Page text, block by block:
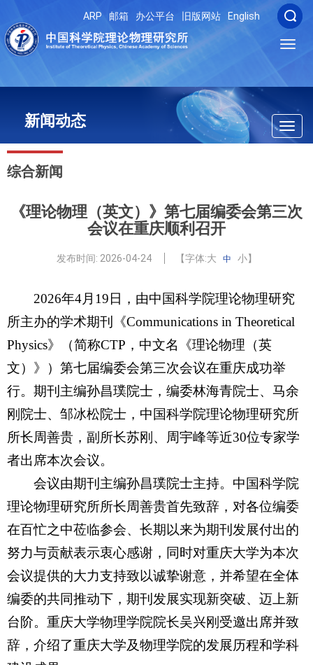
ARP 邮箱 办公平台 旧版网站 English
新闻动态
综合新闻
《理论物理（英文）》第七届编委会第三次
会议在重庆顺利召开
发布时间: 2026-04-24 【字体:大 中 小】
2026年4月 19 日，由中国科学院理论物理研究
所主办的学术期刊《Communications in Theoretical
Physics》（简称CTP ，中文名《理论物理（英
文）》）第七届编委会第三次会议在重庆成功举
行。期刊主编孙昌璞院士，编委林海青院士、马余
刚院士、邹冰松院士，中国科学院理论物理研究所
所长周善贵，副所长苏刚、周宇峰等近30位专家学
者出席本次会议。
会议由期刊主编孙昌璞院士主持。中国科学院
理论物理研究所所长周善贵首先致辞，对各位编委
在百忙之中莅临参会、长期以来为期刊发展付出的
努力与贡献表示衷心感谢，同时对重庆大学为本次
会议提供的大力支持致以诚挚谢意，并希望在全体
编委的共同推动下，期刊发展实现新突破、迈上新
台阶。重庆大学物理学院院长吴兴刚受邀出席并致
辞，介绍了重庆大学及物理学院的发展历程和学科